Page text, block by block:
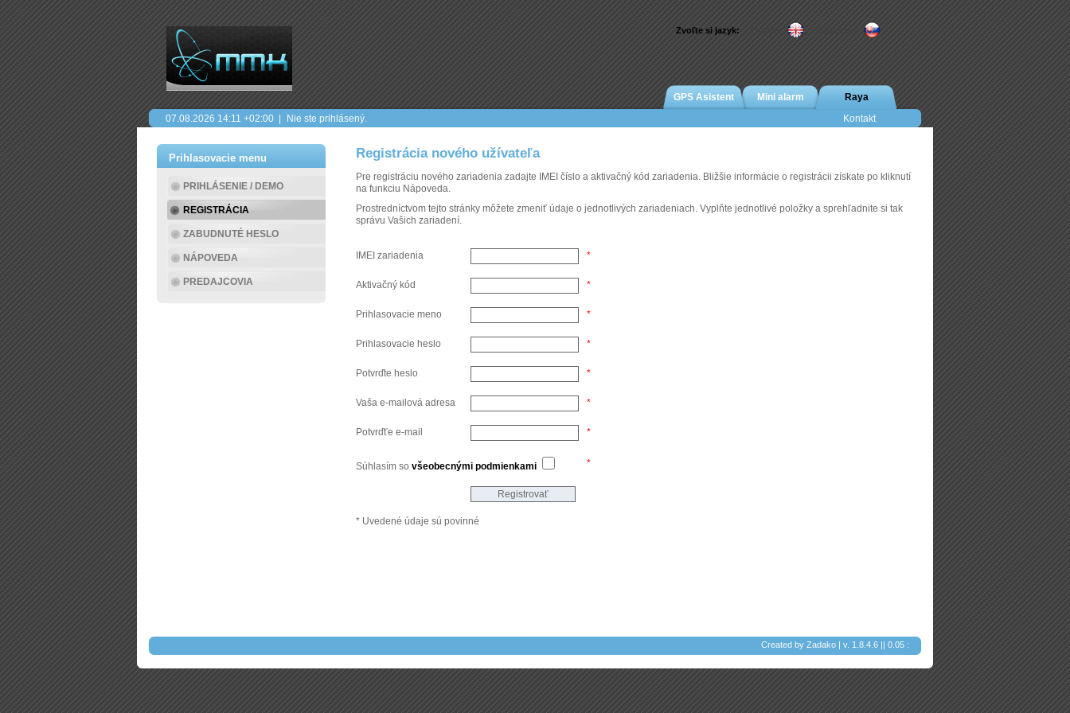
Zvoľte si jazyk: English Slovensky
GPS Asistent Mini alarm
Raya
07.08.2026 14:11 +02:00 | Nie ste prihlásený. Kontakt
Prihlasovacie menu
PRIHLÁSENIE / DEMO
REGISTRÁCIA
ZABUDNUTÉ HESLO
NÁPOVEDA
PREDAJCOVIA
Registrácia nového užívateľa
Pre registráciu nového zariadenia zadajte IMEI číslo a aktivačný kód zariadenia. Bližšie informácie o registrácii získate po kliknutí
na funkciu Nápoveda.
Prostredníctvom tejto stránky môžete zmeniť údaje o jednotlivých zariadeniach. Vyplňte jednotlivé položky a sprehľadnite si tak
správu Vašich zariadení.
IMEI zariadenia *
Aktivačný kód *
Prihlasovacie meno *
Prihlasovacie heslo *
Potvrďte heslo *
Vaša e-mailová adresa *
Potvrďťe e-mail *
Súhlasím so všeobecnými podmienkami *
* Uvedené údaje sú povinné
Created by Zadako | v. 1.8.4.6 || 0.05 :